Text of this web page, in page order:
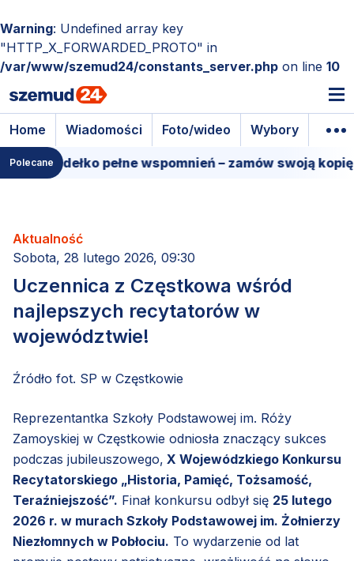
Warning: Undefined array key
"HTTP_X_FORWARDED_PROTO" in
/var/www/szemud24/constants_server.php on line 10
Home Wiadomości Foto/wideo Wybory
Polecane
pudełko pełne wspomnień – zamów swoją kopię!
Aktualność
Sobota, 28 lutego 2026, 09:30
Uczennica z Częstkowa wśród
najlepszych recytatorów w
województwie!
Źródło fot. SP w Częstkowie
Reprezentantka Szkoły Podstawowej im. Róży
Zamoyskiej w Częstkowie odniosła znaczący sukces
podczas jubileuszowego, X Wojewódzkiego Konkursu
Recytatorskiego „Historia, Pamięć, Tożsamość,
Teraźniejszość”. Finał konkursu odbył się 25 lutego
2026 r. w murach Szkoły Podstawowej im. Żołnierzy
Niezłomnych w Pobłociu. To wydarzenie od lat